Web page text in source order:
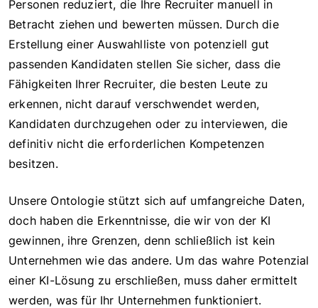
Personen reduziert, die Ihre Recruiter manuell in
Betracht ziehen und bewerten müssen. Durch die
Erstellung einer Auswahlliste von potenziell gut
passenden Kandidaten stellen Sie sicher, dass die
Fähigkeiten Ihrer Recruiter, die besten Leute zu
erkennen, nicht darauf verschwendet werden,
Kandidaten durchzugehen oder zu interviewen, die
definitiv nicht die erforderlichen Kompetenzen
besitzen.
Unsere Ontologie stützt sich auf umfangreiche Daten,
doch haben die Erkenntnisse, die wir von der KI
gewinnen, ihre Grenzen, denn schließlich ist kein
Unternehmen wie das andere. Um das wahre Potenzial
einer KI-Lösung zu erschließen, muss daher ermittelt
werden, was für Ihr Unternehmen funktioniert.